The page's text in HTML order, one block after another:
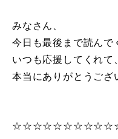
みなさん、
今日も最後まで読んで
いつも応援してくれて
本当にありがとうござ